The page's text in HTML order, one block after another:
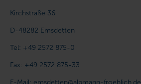
Kirchstraße 36
D-48282 Emsdetten
Tel: +49 2572 875-0
Fax: +49 2572 875-33